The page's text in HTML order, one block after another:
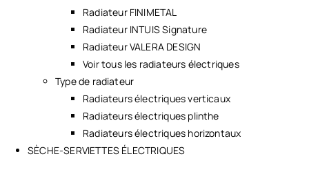
Radiateur FINIMETAL
Radiateur INTUIS Signature
Radiateur VALERA DESIGN
Voir tous les radiateurs électriques
Type de radiateur
Radiateurs électriques verticaux
Radiateurs électriques plinthe
Radiateurs électriques horizontaux
SÈCHE-SERVIETTES ÉLECTRIQUES